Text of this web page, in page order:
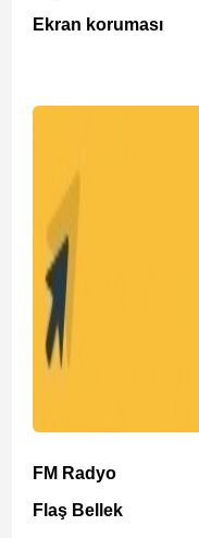
Ekran koruması
FM Radyo
Flaş Bellek